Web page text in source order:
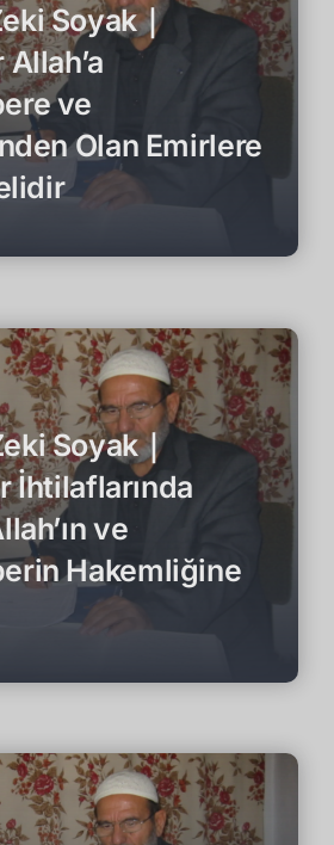
Soyak｜
ve
Olan Emirlere
Soyak｜
İhtilaflarında
ve
Hakemliğine